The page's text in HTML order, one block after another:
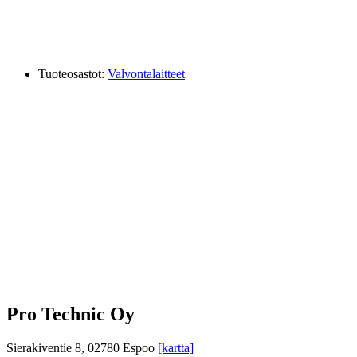
Tuoteosastot: Valvontalaitteet
Pro Technic Oy
Sierakiventie 8, 02780 Espoo [kartta]